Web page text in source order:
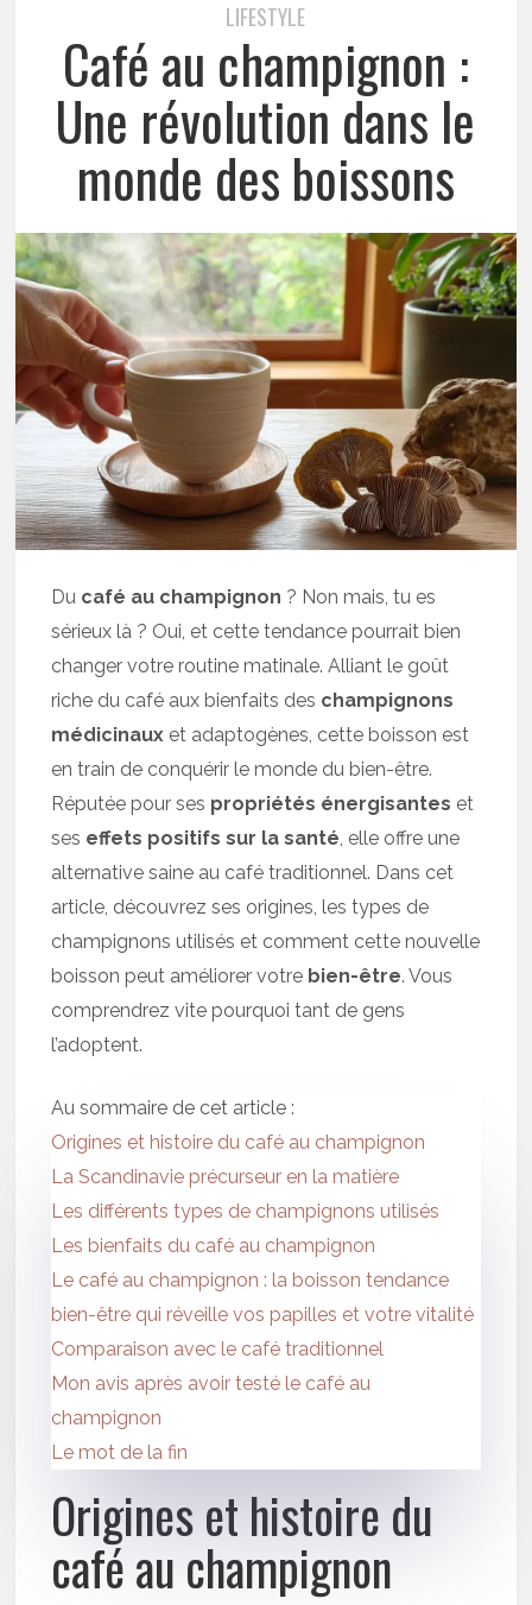
LIFESTYLE
Café au champignon :
Une révolution dans le
monde des boissons
Du café au champignon ? Non mais, tu es
sérieux là ? Oui, et cette tendance pourrait bien
changer votre routine matinale. Alliant le goût
riche du café aux bienfaits des champignons
médicinaux et adaptogènes, cette boisson est
en train de conquérir le monde du bien-être.
Réputée pour ses propriétés énergisantes et
ses effets positifs sur la santé, elle offre une
alternative saine au café traditionnel. Dans cet
article, découvrez ses origines, les types de
champignons utilisés et comment cette nouvelle
boisson peut améliorer votre bien-être. Vous
comprendrez vite pourquoi tant de gens
l’adoptent.
Au sommaire de cet article :
Origines et histoire du café au champignon
La Scandinavie précurseur en la matière
Les différents types de champignons utilisés
Les bienfaits du café au champignon
Le café au champignon : la boisson tendance
bien-être qui réveille vos papilles et votre vitalité
Comparaison avec le café traditionnel
Mon avis après avoir testé le café au
champignon
Le mot de la fin
Origines et histoire du
café au champignon